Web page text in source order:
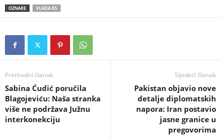
OZNAKE VLADA RS
Prethodni članak
Sabina Ćudić poručila
Blagojeviću: Naša stranka
više ne podržava Južnu
interkonekciju
Sljedeći članak
​Pakistan objavio nove
detalje diplomatskih
napora: Iran postavio
jasne granice u
pregovorima